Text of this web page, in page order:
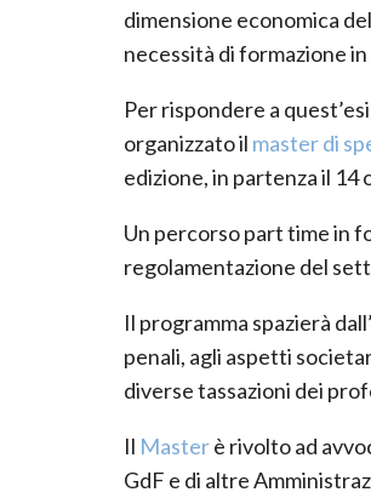
dimensione economica
necessità di formazione
Per rispondere a
organizzato il master di
edizione, in partenza il 14
Un percorso part time in
regolamentazione del
Il programma spazierà
penali, agli aspetti
diverse tassazioni dei
Il Masterè rivolto ad
GdF e di altre